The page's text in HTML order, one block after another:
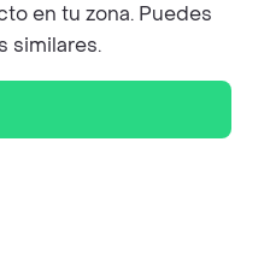
en tu zona. Puedes
similares.